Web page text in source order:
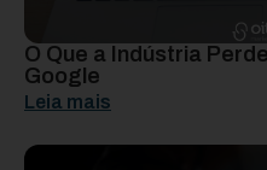
O Que a Indústria
Google
Leia mais